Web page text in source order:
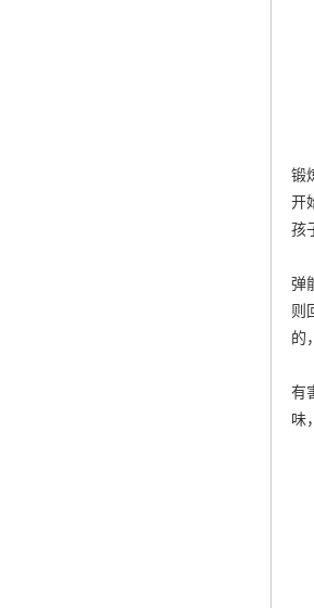
锻
开
孩
弹
则
的
有
味